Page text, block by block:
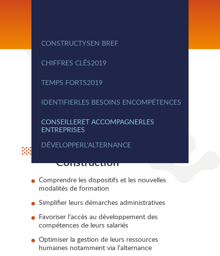
CONSTRUCTYSEN BREF
CHIFFRES CLÉS2019
TEMPS FORTS2019
IDENTIFIERLES BESOINS ENCOMPÉTENCES
CONSEILLERET ACCOMPAGNERLES
ENTREPRISES
DÉVELOPPERL'ALTERNANCE
Les défis du secteur de la
Construction
Comprendre les dispositifs et les nouvelles
modalités de formation
Simplifier leurs démarches administratives
Favoriser l’accès au développement des
compétences de leurs salariés
Optimiser la gestion de leurs ressources
humaines notamment via l’alternance